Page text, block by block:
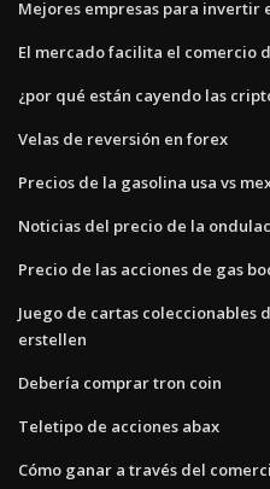
Mejores empresas para invertir
El mercado facilita el comercio
¿por qué están cayendo las
Velas de reversión en forex
Precios de la gasolina usa vs
Noticias del precio de la
Precio de las acciones de gas
Juego de cartas coleccionables
erstellen
Debería comprar tron ​​coin
Teletipo de acciones abax
Cómo ganar a través del